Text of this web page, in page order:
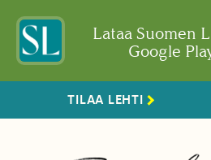
Lataa Suomen
Google
TILAA LEHTI